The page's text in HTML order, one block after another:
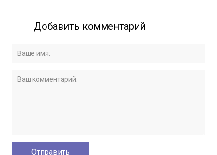
Добавить комментарий